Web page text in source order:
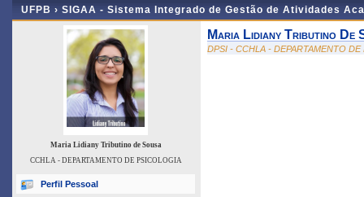
UFPB › SIGAA - Sistema Integrado de Gestão de Atividades
Maria Lidiany Tributino de Sousa
CCHLA - DEPARTAMENTO DE PSICOLOGIA
Perfil Pessoal
Maria Lidiany Tributino De
DPSI - CCHLA - DEPARTAMENTO